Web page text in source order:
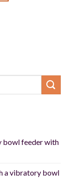
bowl feeder with
a vibratory bowl